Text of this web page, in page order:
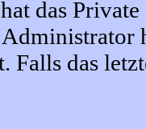
das
Falls das